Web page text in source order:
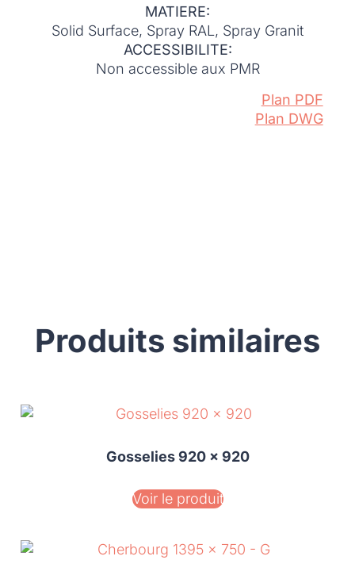
MATIERE:
Solid Surface, Spray RAL, Spray Granit
ACCESSIBILITE:
Non accessible aux PMR
Plan PDF
Plan DWG
Produits similaires
Gosselies 920 x 920
Voir le produit